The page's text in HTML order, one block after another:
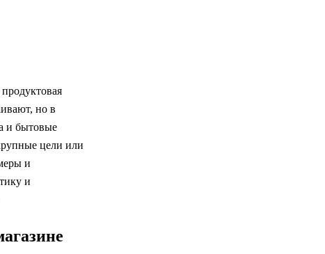
но в
и бытовые
цели или
и
и